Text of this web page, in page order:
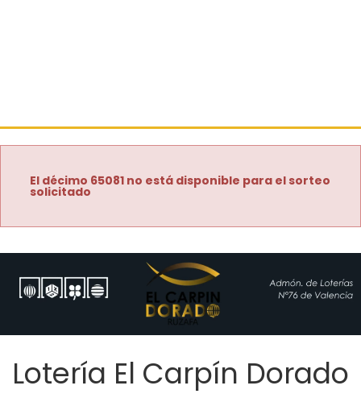
El décimo 65081 no está disponible para el sorteo
solicitado
Lotería El Carpín Dorado